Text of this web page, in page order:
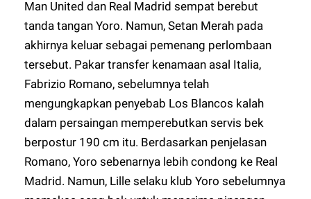
Man United dan Real Madrid sempat berebut
tanda tangan Yoro. Namun, Setan Merah pada
akhirnya keluar sebagai pemenang perlombaan
tersebut. Pakar transfer kenamaan asal Italia,
Fabrizio Romano, sebelumnya telah
mengungkapkan penyebab Los Blancos kalah
dalam persaingan memperebutkan servis bek
berpostur 190 cm itu. Berdasarkan penjelasan
Romano, Yoro sebenarnya lebih condong ke Real
Madrid. Namun, Lille selaku klub Yoro sebelumnya